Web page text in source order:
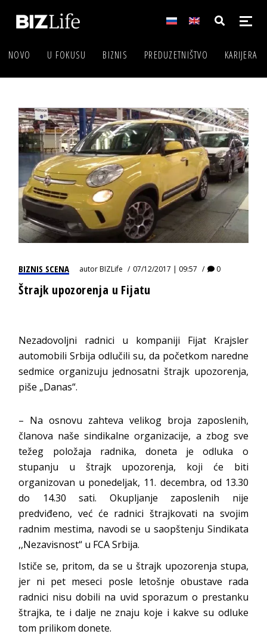
NOVO U FOKUSU BIZNIS PREDUZETNIŠTVO KARIJERA
BIZNIS SCENA autorBIZLife 07/12/2017 | 09:57 0
Štrajk upozorenja u Fijatu
Nezadovoljni radnici u kompaniji Fijat Krajsler
automobili Srbija odlučili su, da početkom naredne
sedmice organizuju jednosatni štrajk upozorenja,
piše „Danas“.
– Na osnovu zahteva velikog broja zaposlenih,
članova naše sindikalne organizacije, a zbog sve
težeg položaja radnika, doneta je odluka o
stupanju u štrajk upozorenja, koji će biti
organizovan u ponedeljak, 11. decembra, od 13.30
do 14.30 sati. Okupljanje zaposlenih nije
predviđeno, već će radnici štrajkovati na svojim
radnim mestima, navodi se u saopštenju Sindikata
,,Nezavisnost“ u FCA Srbija.
Ističe se, pritom, da se u štrajk upozorenja stupa,
jer ni pet meseci posle letošnje obustave rada
radnici nisu dobili na uvid sporazum o prestanku
štrajka, te i dalje ne znaju koje i kakve su odluke
tom prilikom donete.